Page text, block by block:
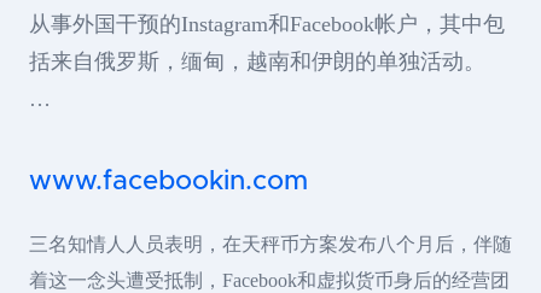
从事外国干预的Instagram和Facebook帐户，其中包
括来自俄罗斯，缅甸，越南和伊朗的单独活动。
…
www.facebookin.com
三名知情人人员表明，在天秤币方案发布八个月后，伴随
着这一念头遭受抵制，Facebook和虚拟货币身后的经营团